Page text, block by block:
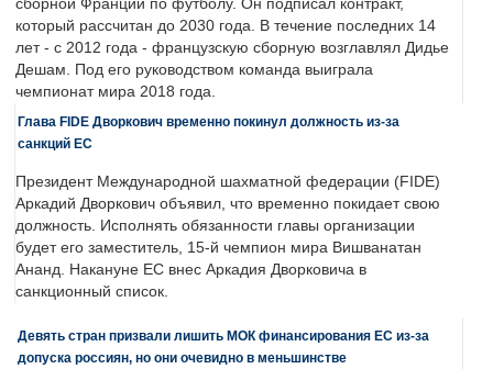
сборной Франции по футболу. Он подписал контракт,
который рассчитан до 2030 года. В течение последних 14
лет - с 2012 года - французскую сборную возглавлял Дидье
Дешам. Под его руководством команда выиграла
чемпионат мира 2018 года.
Глава FIDE Дворкович временно покинул должность из-за
санкций ЕС
Президент Международной шахматной федерации (FIDE)
Аркадий Дворкович объявил, что временно покидает свою
должность. Исполнять обязанности главы организации
будет его заместитель, 15-й чемпион мира Вишванатан
Ананд. Накануне ЕС внес Аркадия Дворковича в
санкционный список.
Девять стран призвали лишить МОК финансирования ЕС из-за
допуска россиян, но они очевидно в меньшинстве